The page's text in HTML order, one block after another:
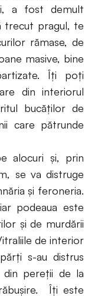
a fost demult
trecut pragul, te
rămase, de
masive, bine
Îţi poţi
din interiorul
bucăţilor de
care pătrunde
alocuri şi, prin
se va distruge
şi feroneria.
podeaua este
şi de murdării
de interior
s-au distrus
din pereţii de la
Îţi este